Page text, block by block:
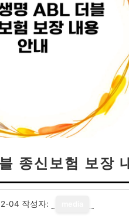
종신보험 보장
04 작성자: